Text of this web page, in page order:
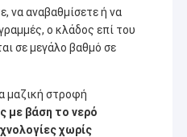
να αναβαθμίσετε ή να
ο κλάδος επί του
σε μεγάλο βαθμό σε
μαζική στροφή
με βάση το νερό
χωρίς